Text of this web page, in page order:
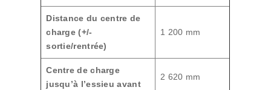
Distance du centre de
charge (+/-
sortie/rentrée)
1 200 mm
Centre de charge
jusqu’à l’essieu avant
2 620 mm